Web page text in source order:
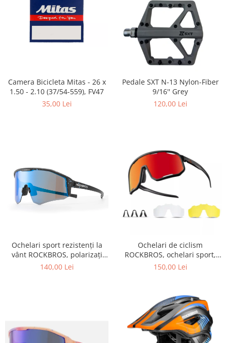
Saboti de frana
Schimbatoare viteze
Camera Bicicleta Mitas - 26 x
1.50 - 2.10 (37/54-559), FV47
35,00 Lei
Pedale SXT N-13 Nylon-Fiber
9/16'' Grey
120,00 Lei
Ochelari sport rezistenți la
vânt ROCKBROS, polarizați
pentru ciclism, ochelari de
140,00 Lei
Ochelari de ciclism
ROCKBROS, ochelari sport,
ramă fotocromatică TR
150,00 Lei